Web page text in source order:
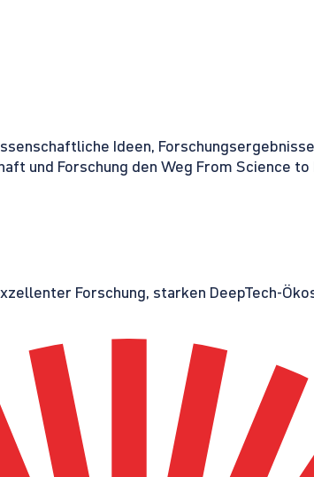
Ideen,
und Forschung den Weg From Science
Forschung, starken DeepTech-